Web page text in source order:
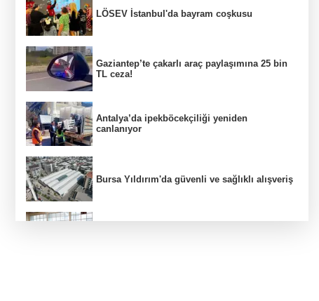
LÖSEV İstanbul'da bayram coşkusu
Gaziantep’te çakarlı araç paylaşımına 25 bin
TL ceza!
Antalya’da ipekböcekçiliği yeniden
canlanıyor
Bursa Yıldırım'da güvenli ve sağlıklı alışveriş